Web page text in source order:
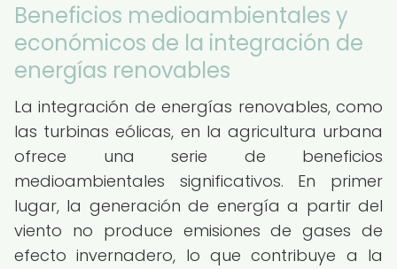
Beneficios medioambientales y
económicos de la integración de
energías renovables
La integración de energías renovables, como
las turbinas eólicas, en la agricultura urbana
ofrece una serie de beneficios
medioambientales significativos. En primer
lugar, la generación de energía a partir del
viento no produce emisiones de gases de
efecto invernadero, lo que contribuye a la